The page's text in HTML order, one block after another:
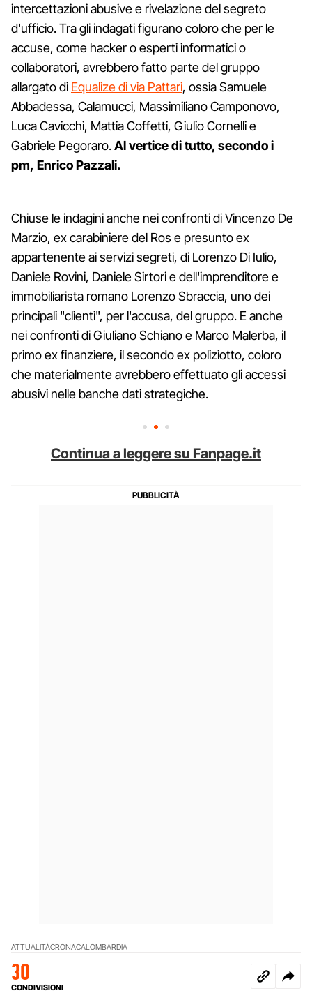
intercettazioni abusive e rivelazione del segreto
d'ufficio. Tra gli indagati figurano coloro che per le
accuse, come hacker o esperti informatici o
collaboratori, avrebbero fatto parte del gruppo
allargato di Equalize di via Pattari, ossia Samuele
Abbadessa, Calamucci, Massimiliano Camponovo,
Luca Cavicchi, Mattia Coffetti, Giulio Cornelli e
Gabriele Pegoraro.Al vertice di tutto, secondo i
pm, Enrico Pazzali.
Chiuse le indagini anche nei confronti di Vincenzo De
Marzio, ex carabiniere del Ros e presunto ex
appartenente ai servizi segreti, di Lorenzo Di Iulio,
Daniele Rovini, Daniele Sirtori e dell'imprenditore e
immobiliarista romano Lorenzo Sbraccia, uno dei
principali "clienti", per l'accusa, del gruppo. E anche
nei confronti di Giuliano Schiano e Marco Malerba, il
primo ex finanziere, il secondo ex poliziotto, coloro
che materialmente avrebbero effettuato gli accessi
abusivi nelle banche dati strategiche.
Continua a leggere su Fanpage.it
ATTUALITÀCRONACALOMBARDIA
30
CONDIVISIONI